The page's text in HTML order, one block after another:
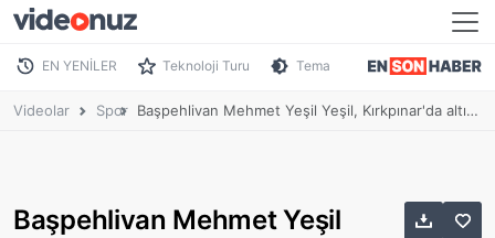
EN YENİLER Teknoloji Turu Tema
Videolar Spor Başpehlivan Mehmet Yeşil Yeşil, Kırkpınar'da altın kemer için tecrübesine güveniyor
Başpehlivan Mehmet Yeşil